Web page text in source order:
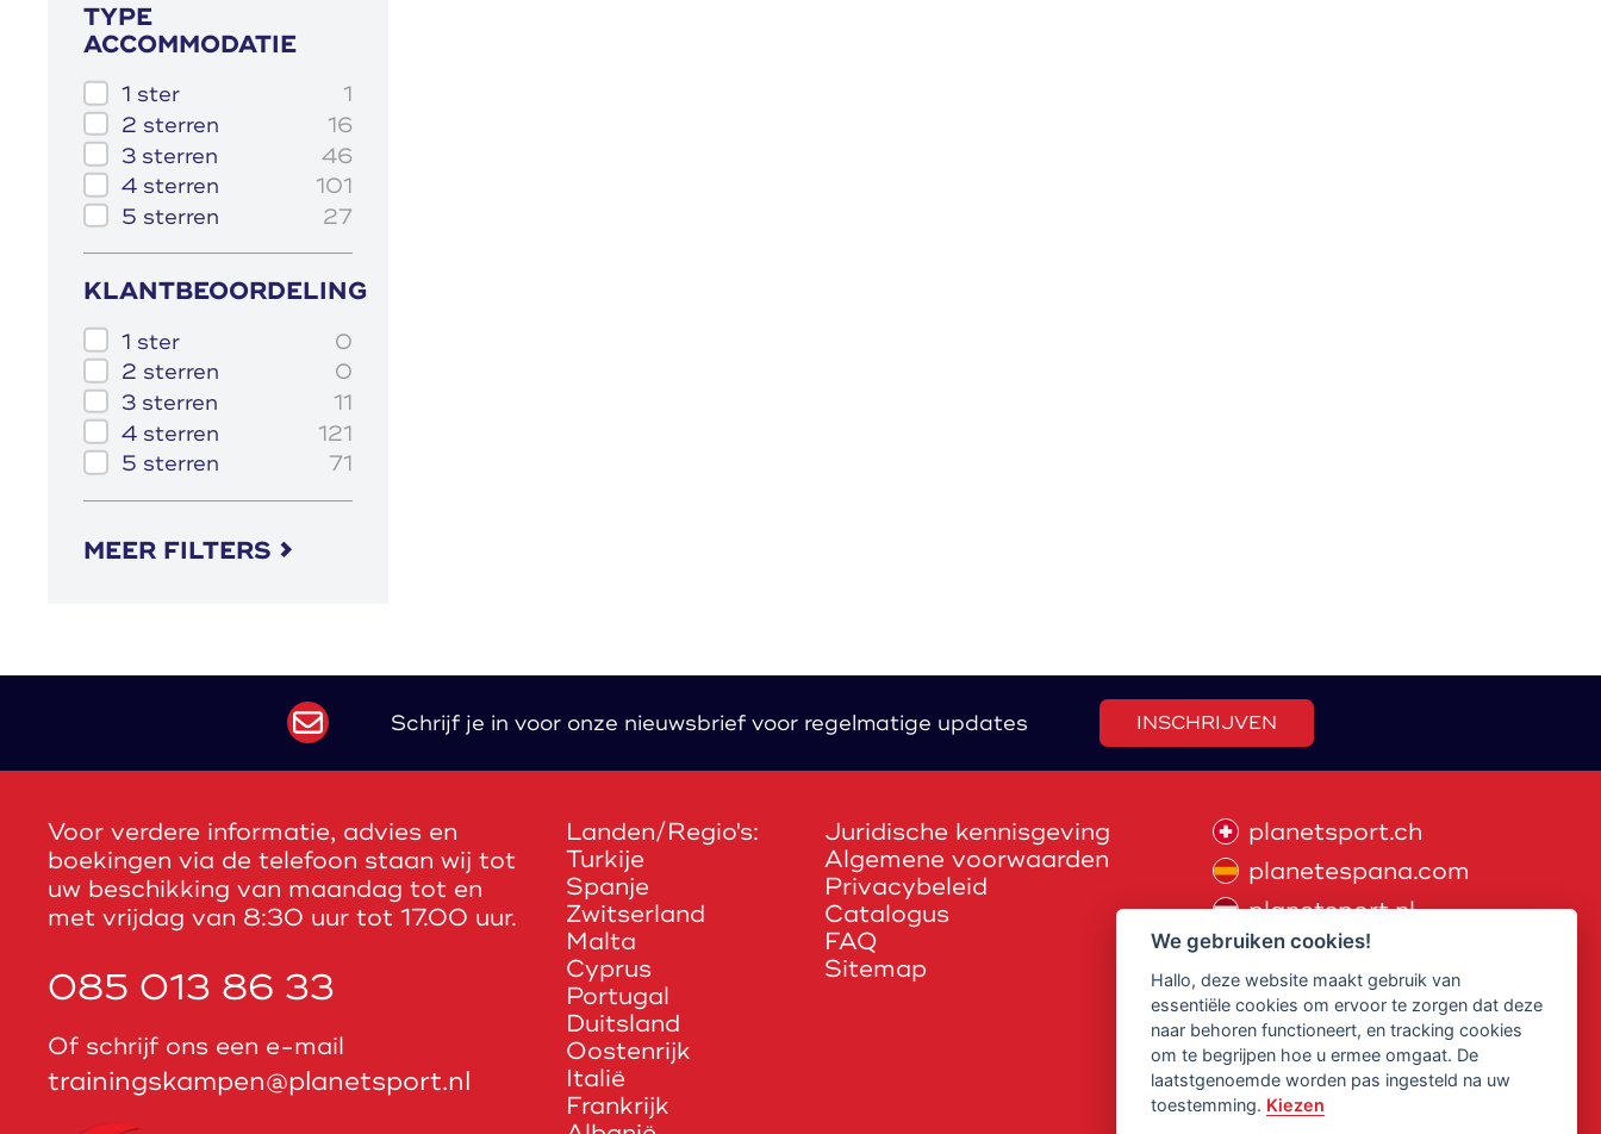
TYPE
ACCOMMODATIE
1 ster
1
2 sterren
16
3 sterren
46
4 sterren
101
5 sterren
27
KLANTBEOORDELING
1 ster
0
2 sterren
0
3 sterren
11
4 sterren
121
5 sterren
71
MEER FILTERS
Schrijf je in voor onze nieuwsbrief voor regelmatige updates INSCHRIJVEN
Voor verdere informatie, advies en
boekingen via de telefoon staan wij tot
uw beschikking van maandag tot en
met vrijdag van 8:30 uur tot 17.00 uur.
085 013 86 33
Of schrijf ons een e-mail
trainingskampen@planetsport.nl
Landen/Regio's:
Turkije
Spanje
Zwitserland
Malta
Cyprus
Portugal
Duitsland
Oostenrijk
Italië
Frankrijk
Juridische kennisgeving
Algemene voorwaarden
Privacybeleid
Catalogus
FAQ
Sitemap
planetsport.ch
planetespana.com
planetsport.nl
myplanetsport.de
planetsport.at
myplanetsport.com
Schrijf je in voor onze
nieuwsbrief voor
We gebruiken cookies!
Hallo, deze website maakt gebruik van
essentiële cookies om ervoor te zorgen dat deze
naar behoren functioneert, en tracking cookies
om te begrijpen hoe u ermee omgaat. De
laatstgenoemde worden pas ingesteld na uw
toestemming. Kiezen